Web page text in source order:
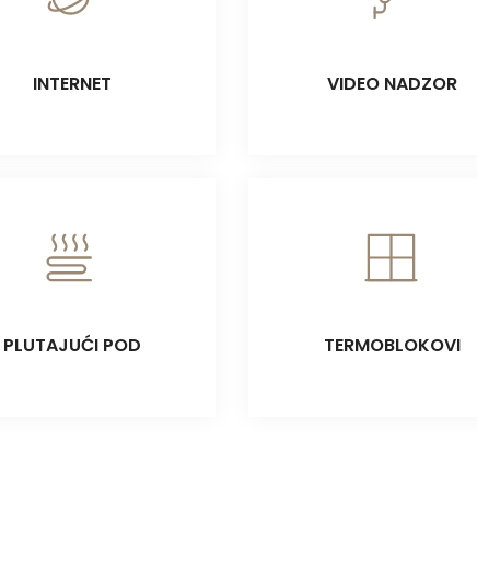
INTERNET VIDEO NADZOR
PLUTAJUĆI POD TERMOBLOKOVI